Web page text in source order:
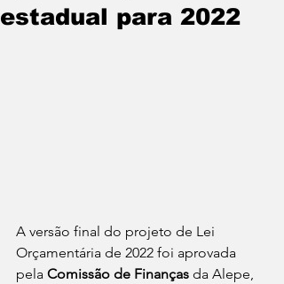
estadual para 2022
A versão final do projeto de Lei
Orçamentária de 2022 foi aprovada
pela Comissão de Finanças da Alepe,